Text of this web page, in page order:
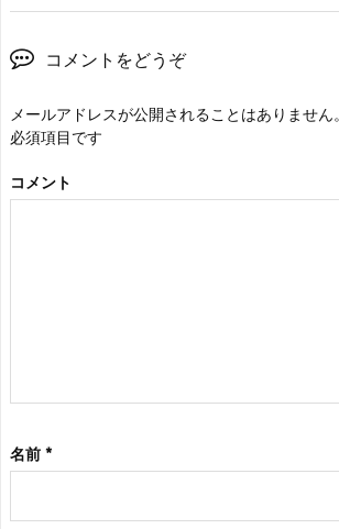
コメントをどうぞ
メールアドレスが公開されることはありません。
必須項目です
コメント
名前 *